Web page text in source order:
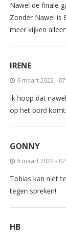
Nawel de finale
Zonder Nawel is
meer kijken
IRENE
6 maart 2022 -
Ik hoop dat
op het bord
GONNY
6 maart 2022 -
Tobias kan niet
tegen spreken!
HB